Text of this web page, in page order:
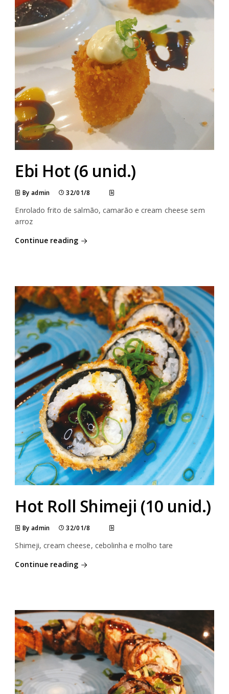
Ebi Hot (6 unid.)
By admin 32/01/8
Enrolado frito de salmão, camarão e cream cheese sem
arroz
Continue reading
Hot Roll Shimeji (10 unid.)
By admin 32/01/8
Shimeji, cream cheese, cebolinha e molho tare
Continue reading